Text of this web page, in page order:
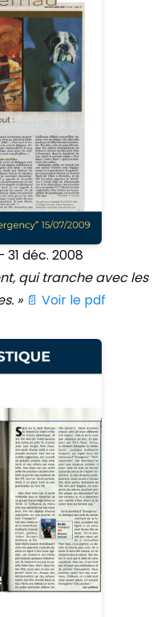
31 déc. 2008
qui tranche avec les
» 📄 Voir le pdf